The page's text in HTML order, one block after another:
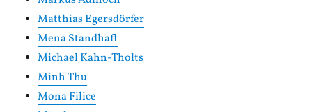
Matthias Egersdörfer
Mena Standhaft
Michael Kahn-Tholts
Minh Thu
Mona Filice